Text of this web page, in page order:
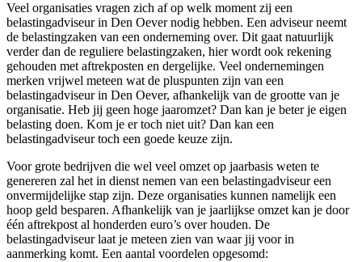
Veel organisaties vragen zich af op welk moment zij een
belastingadviseur in Den Oever nodig hebben. Een adviseur neemt
de belastingzaken van een onderneming over. Dit gaat natuurlijk
verder dan de reguliere belastingzaken, hier wordt ook rekening
gehouden met aftrekposten en dergelijke. Veel ondernemingen
merken vrijwel meteen wat de pluspunten zijn van een
belastingadviseur in Den Oever, afhankelijk van de grootte van je
organisatie. Heb jij geen hoge jaaromzet? Dan kan je beter je eigen
belasting doen. Kom je er toch niet uit? Dan kan een
belastingadviseur toch een goede keuze zijn.
Voor grote bedrijven die wel veel omzet op jaarbasis weten te
genereren zal het in dienst nemen van een belastingadviseur een
onvermijdelijke stap zijn. Deze organisaties kunnen namelijk een
hoop geld besparen. Afhankelijk van je jaarlijkse omzet kan je door
één aftrekpost al honderden euro’s over houden. De
belastingadviseur laat je meteen zien van waar jij voor in
aanmerking komt. Een aantal voordelen opgesomd: